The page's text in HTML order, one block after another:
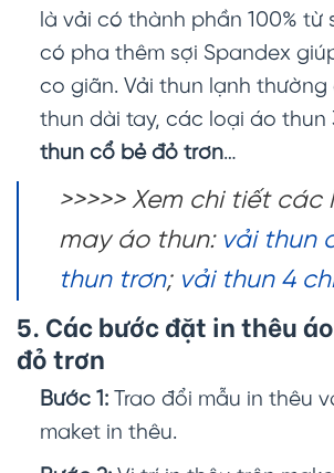
là vải có thành phần 100% từ
có pha thêm sợi Spandex
co giãn. Vải thun lạnh
thun dài tay, các loại áo thun
thun cổ bẻ đỏ trơn…
>>>>> Xem chi tiết các
may áo thun: vải thun
thun trơn; vải thun 4
5. Các bước đặt in thêu
đỏ trơn
Bước 1:Trao đổi mẫu in thêu
maket in thêu.